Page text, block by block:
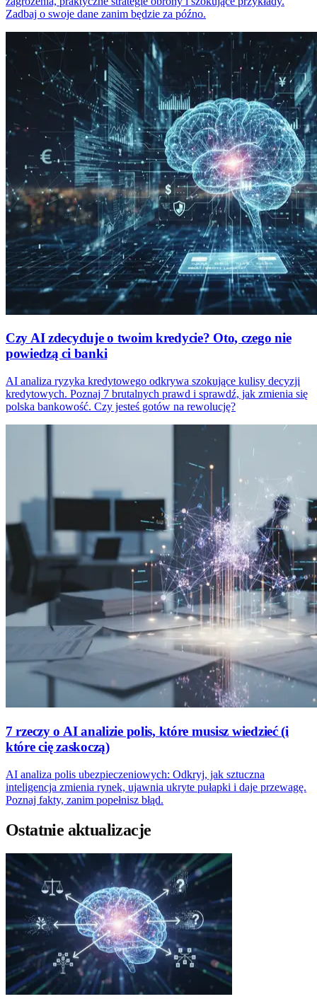
Zadbaj o swoje dane zanim będzie za późno.
Czy AI zdecyduje o twoim kredycie? Oto, czego nie
powiedzą ci banki
AI analiza ryzyka kredytowego odkrywa szokujące kulisy decyzji
kredytowych. Poznaj 7 brutalnych prawd i sprawdź, jak zmienia się
polska bankowość. Czy jesteś gotów na rewolucję?
7 rzeczy o AI analizie polis, które musisz wiedzieć (i
które cię zaskoczą)
AI analiza polis ubezpieczeniowych: Odkryj, jak sztuczna
inteligencja zmienia rynek, ujawnia ukryte pułapki i daje przewagę.
Poznaj fakty, zanim popełnisz błąd.
Ostatnie aktualizacje